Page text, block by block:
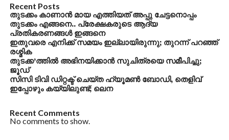
Recent Posts
തുടക്കം കാണാന്‍ മായ എത്തിയത് അപ്പു ചേട്ടനൊപ്പം
തുടക്കം എങ്ങനെ.. പ്രേക്ഷകരുടെ ആദ്യ
പ്രതികരണങ്ങള്‍ ഇങ്ങനെ
ഇതുവരെ എനിക്ക് സമയം ഇല്ലായിരുന്നു; തുറന്ന് പറഞ്ഞ്
രശ്മിക
തുടക്ക’ത്തില്‍ അഭിനയിക്കാന്‍ സുചിത്രയെ സമീപിച്ചു;
ജൂഡ്
സിസി ടിവി ഡിറ്റക്ട് ചെയ്ത ഹ്യൂമണ്‍ ബോഡി, തെളിവ്
ഇപ്പോഴും കയ്യിലുണ്ട്; ലെന
Recent Comments
No comments to show.